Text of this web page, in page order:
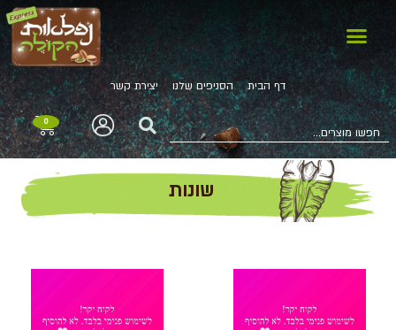
דף הבית הסניפים שלנו יצירת קשר
0
שונות